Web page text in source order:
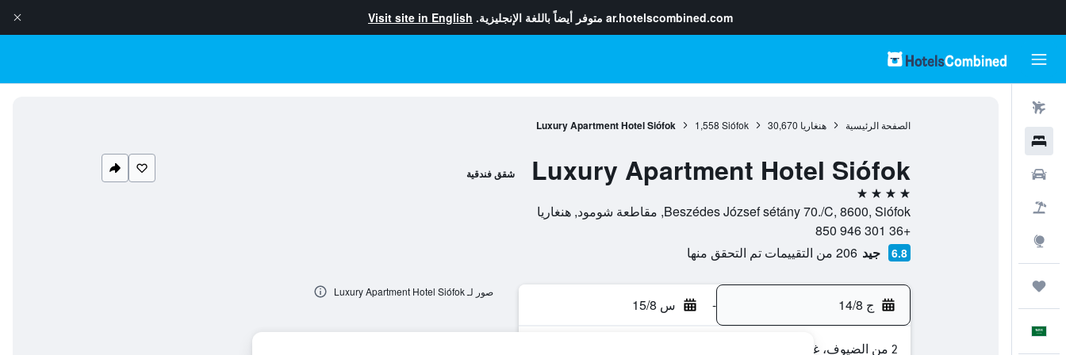
ar.hotelscombined.com متوفر أيضاً باللغة الإنجليزية. Visit site in English
الصفحة الرئيسية هنغاريا 30,670
Siófok
1,558
Luxury Apartment Hotel Siófok
Luxury Apartment Hotel Siófok شقق فندقية
4 نجوم
Beszédes József sétány 70./C, 8600, Siófok, مقاطعة شومود, هنغاريا
+36 301 946 850
6.8 جيد 206 من التقييمات تم التحقق منها
ج 14/8 - س 15/8
2 من الضيوف، غرفة واحدة
صور لـ Luxury Apartment Hotel Siófok